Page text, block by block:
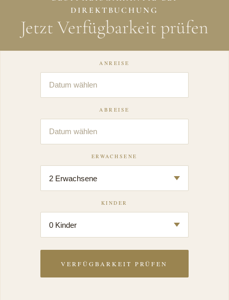
DIREKTBUCHUNG
Jetzt Verfügbarkeit prüfen
ANREISE
ABREISE
ERWACHSENE
KINDER
VERFÜGBARKEIT PRÜFEN